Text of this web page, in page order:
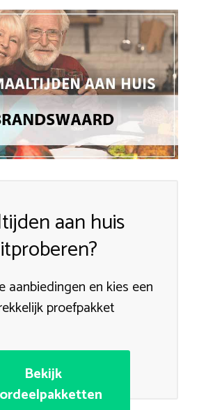
aan huis
aanbiedingen en kies een
proefpakket
Bekijk